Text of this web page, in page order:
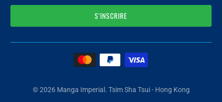
© 2026 Manga Imperial . Tsim Sha Tsui - Hong Kong